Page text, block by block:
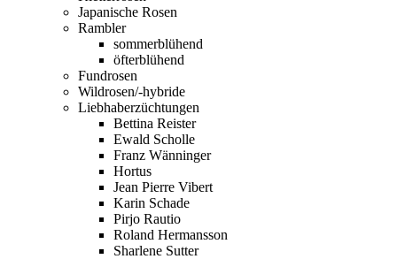
Japanische Rosen
Rambler
sommerblühend
öfterblühend
Fundrosen
Wildrosen/-hybride
Liebhaberzüchtungen
Bettina Reister
Ewald Scholle
Franz Wänninger
Hortus
Jean Pierre Vibert
Karin Schade
Pirjo Rautio
Roland Hermansson
Sharlene Sutter